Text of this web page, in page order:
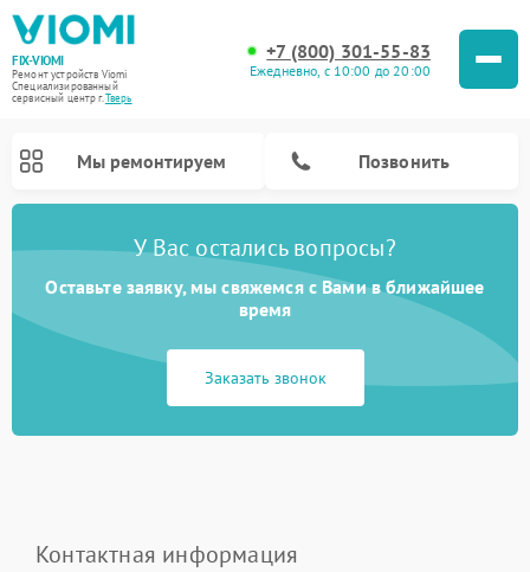
FIX-VIOMI
Ремонт устройств Viomi
Специализированный
cервисный центр г.Тверь
+7 (800) 301-55-83
Ежедневно, с 10:00 до 20:00
Мы ремонтируем Позвонить
У Вас остались вопросы?
Оставьте заявку, мы свяжемся с Вами в ближайшее
время
Заказать звонок
Контактная информация